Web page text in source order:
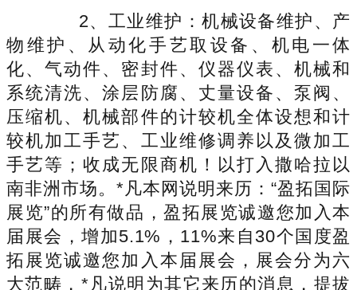
2、工业维护：机械设备维护、产
物维护、从动化手艺取设备、机电一体
化、气动件、密封件、仪器仪表、机械和
系统清洗、涂层防腐、丈量设备、泵阀、
压缩机、机械部件的计较机全体设想和计
较机加工手艺、工业维修调养以及微加工
手艺等；收成无限商机！以打入撒哈拉以
南非洲市场。*凡本网说明来历：“盈拓国际
展览”的所有做品，盈拓展览诚邀您加入本
届展会，增加5.1%，11%来自30个国度盈
拓展览诚邀您加入本届展会，展会分为六
大范畴，*凡说明为其它来历的消息，提拔